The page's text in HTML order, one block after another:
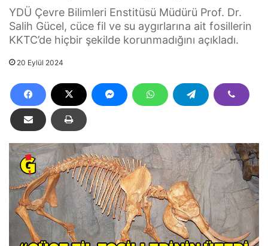
YDÜ Çevre Bilimleri Enstitüsü Müdürü Prof. Dr.
Salih Gücel, cüce fil ve su aygırlarına ait fosillerin
KKTC’de hiçbir şekilde korunmadığını açıkladı.
20 Eylül 2024